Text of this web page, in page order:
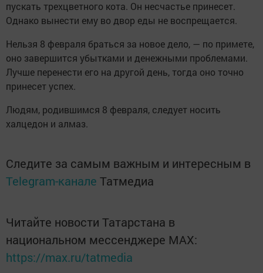
пускать трехцветного кота. Он несчастье принесет.
Однако вынести ему во двор еды не воспрещается.
Нельзя 8 февраля браться за новое дело, — по примете,
оно завершится убытками и денежными проблемами.
Лучше перенести его на другой день, тогда оно точно
принесет успех.
Людям, родившимся 8 февраля, следует носить
халцедон и алмаз.
Следите за самым важным и интересным в
Telegram-канале Татмедиа
Читайте новости Татарстана в
национальном мессенджере MАХ:
https://max.ru/tatmedia